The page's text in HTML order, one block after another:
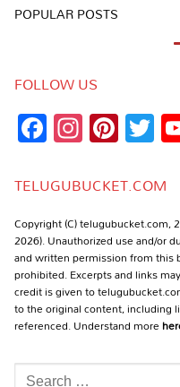
POPULAR POSTS
FOLLOW US
Facebook
TELUGUBUCKET.COM
Copyright (C)
2026). Unauthorized use and/or
and written permission from this
prohibited. Excerpts and links
credit is given to
to the original content, including
referenced. Understand more
Search